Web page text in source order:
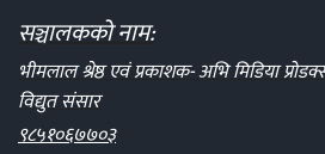
सञ्चालकको नाम:
भीमलाल श्रेष्ठ एवं प्रकाशक- अभि मिडिया
विद्युत संसार
९८५१०६७७०३